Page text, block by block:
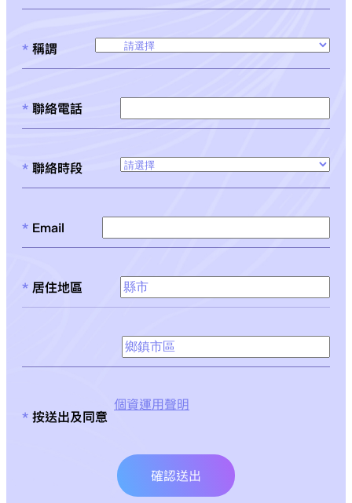
* 稱謂
* 聯絡電話
* 聯絡時段
* Email
* 居住地區
* 按送出及同意
個資運用聲明
確認送出